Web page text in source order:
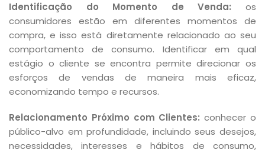
Identificação do Momento de Venda: os
consumidores estão em diferentes momentos de
compra, e isso está diretamente relacionado ao seu
comportamento de consumo. Identificar em qual
estágio o cliente se encontra permite direcionar os
esforços de vendas de maneira mais eficaz,
economizando tempo e recursos.
Relacionamento Próximo com Clientes: conhecer o
público-alvo em profundidade, incluindo seus desejos,
necessidades, interesses e hábitos de consumo,